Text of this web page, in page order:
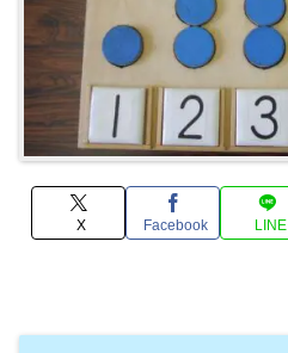
X Facebook LINE